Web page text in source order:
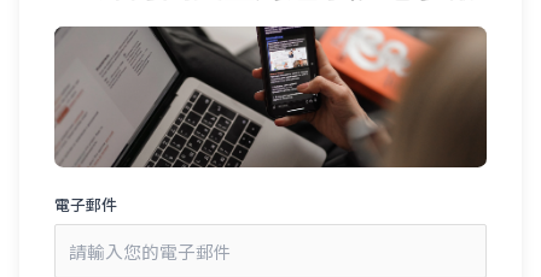
電子郵件